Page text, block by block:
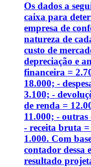
Os dados a
caixa para
empresa de
natureza de
custo de
depreciação e
financeira =
18.000; -
3.100; -
de renda =
11.000; - outras
- receita bruta
1.000. Com
contador dessa
resultado